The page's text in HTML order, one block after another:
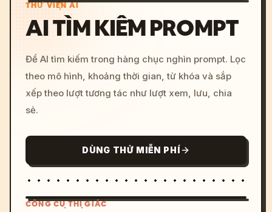
THƯ VIỆN AI
AI TÌM KIẾM PROMPT
Để AI tìm kiếm trong hàng chục nghìn prompt. Lọc
theo mô hình, khoảng thời gian, từ khóa và sắp
xếp theo lượt tương tác như lượt xem, lưu, chia
sẻ.
DÙNG THỬ MIỄN PHÍ
CÔNG CỤ THỊ GIÁC